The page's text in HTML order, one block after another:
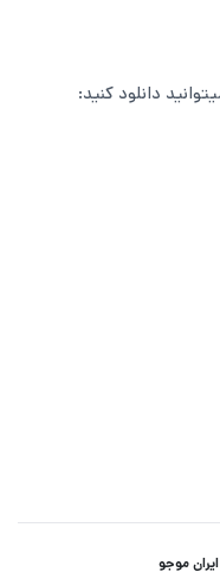
دانلود کنید:
موجو